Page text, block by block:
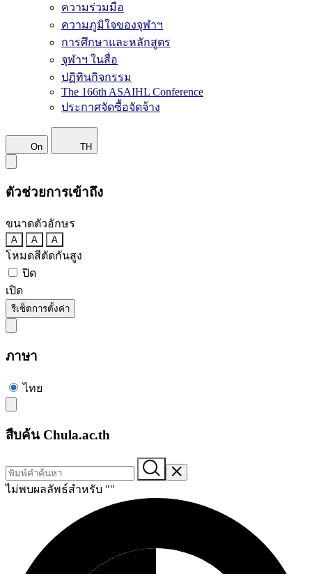
ความร่วมมือ
ความภูมิใจของจุฬาฯ
การศึกษาและหลักสูตร
จุฬาฯ ในสื่อ
ปฏิทินกิจกรรม
The 166th ASAIHL Conference
ประกาศจัดซื้อจัดจ้าง
On TH
ตัวช่วยการเข้าถึง
ขนาดตัวอักษร
A A A
โหมดสีตัดกันสูง
ปิด
เปิด
รีเซ็ตการตั้งค่า
ภาษา
ไทย
สืบค้น Chula.ac.th
ไม่พบผลลัพธ์สำหรับ ""